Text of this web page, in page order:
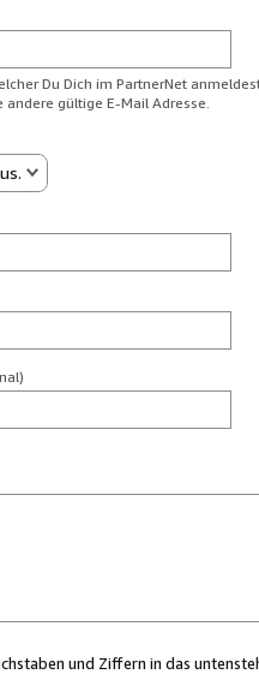
Du Dich im PartnerNet
gültige E-Mail Adresse.
und Ziffern in das